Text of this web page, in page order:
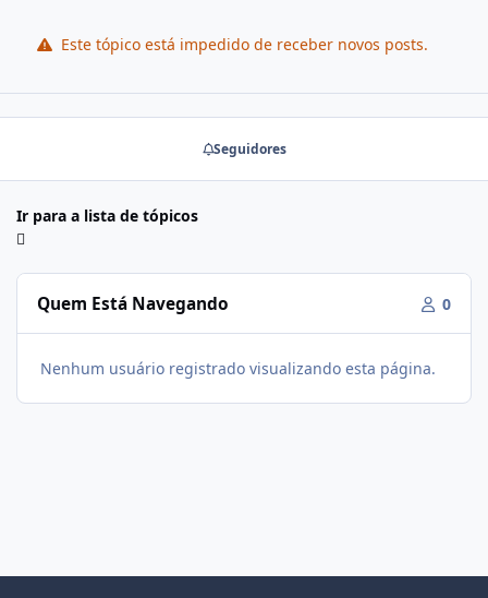
Este tópico está impedido de receber novos posts.
Seguidores
Ir para a lista de tópicos
Quem Está Navegando 0
Nenhum usuário registrado visualizando esta página.